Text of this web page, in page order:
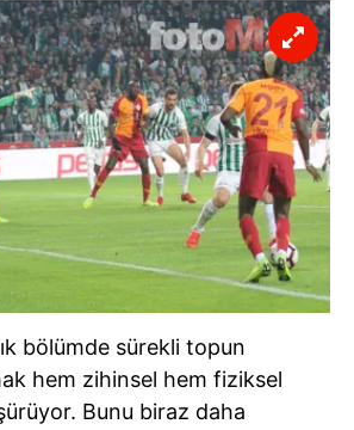
bölümde sürekli topun
hem zihinsel hem fiziksel
Bunu biraz daha